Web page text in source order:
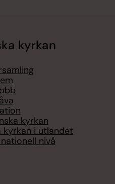
kyrkan
kyrkan
kyrkan i utlandet
nivå